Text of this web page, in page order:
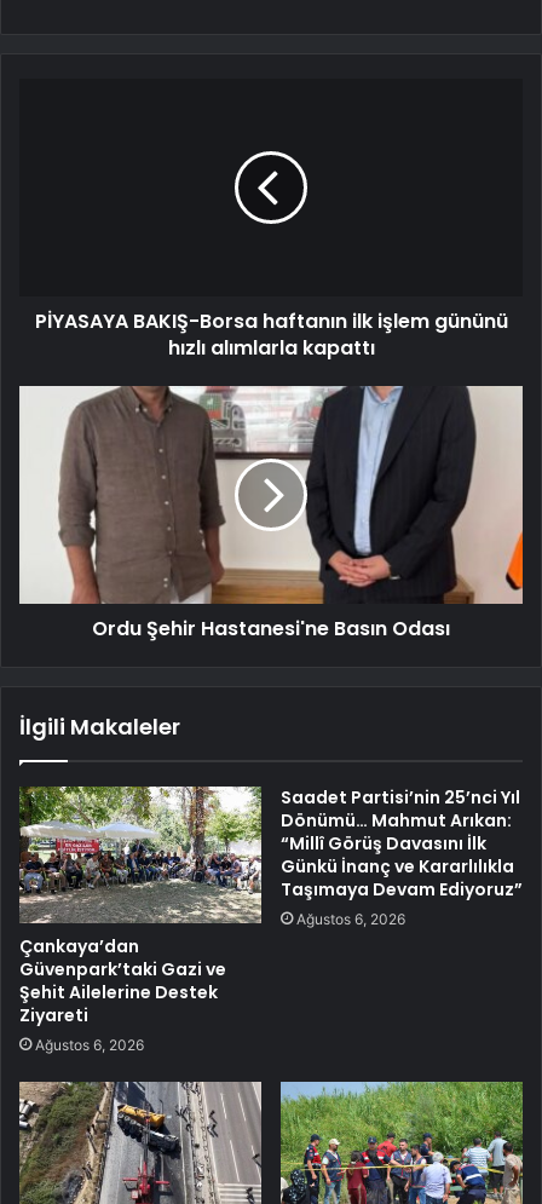
PİYASAYA BAKIŞ-Borsa haftanın ilk işlem gününü
hızlı alımlarla kapattı
Ordu Şehir Hastanesi'ne Basın Odası
İlgili Makaleler
Çankaya’dan
Güvenpark’taki Gazi ve
Şehit Ailelerine Destek
Ziyareti
Ağustos 6, 2026
Saadet Partisi’nin 25’nci Yıl
Dönümü… Mahmut Arıkan:
“Millî Görüş Davasını İlk
Günkü İnanç ve Kararlılıkla
Taşımaya Devam Ediyoruz”
Ağustos 6, 2026